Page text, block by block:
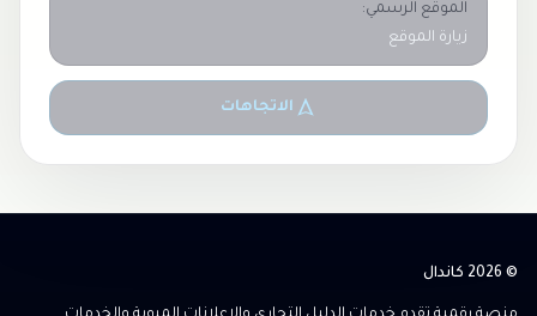
الموقع الرسمي:
زيارة الموقع
الاتجاهات
© 2026 كاندال